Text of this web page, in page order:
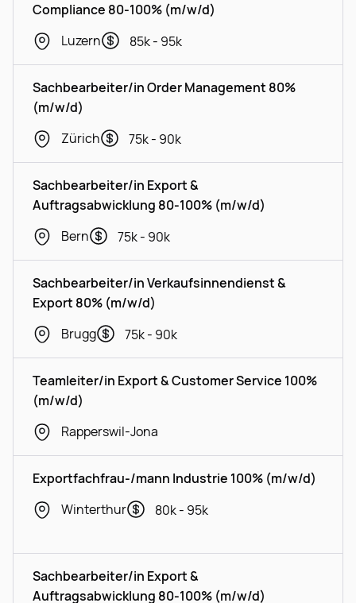
Compliance 80-100% (m/w/d)
Luzern
85k - 95k
Sachbearbeiter/in Order Management 80%
(m/w/d)
Zürich
75k - 90k
Sachbearbeiter/in Export &
Auftragsabwicklung 80-100% (m/w/d)
Bern
75k - 90k
Sachbearbeiter/in Verkaufsinnendienst &
Export 80% (m/w/d)
Brugg
75k - 90k
Teamleiter/in Export & Customer Service 100%
(m/w/d)
Rapperswil-Jona
Exportfachfrau-/mann Industrie 100% (m/w/d)
Winterthur
80k - 95k
Sachbearbeiter/in Export &
Auftragsabwicklung 80-100% (m/w/d)